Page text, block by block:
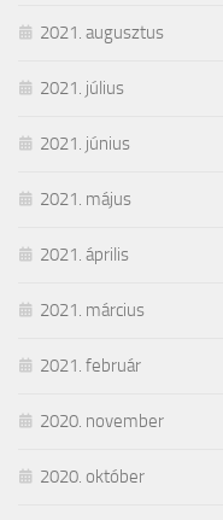
2021. augusztus
2021. július
2021. június
2021. május
2021. április
2021. március
2021. február
2020. november
2020. október